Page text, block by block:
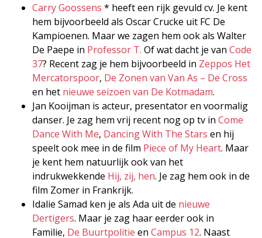
Carry Goossens * heeft een rijk gevuld cv. Je kent
hem bijvoorbeeld als Oscar Crucke uit FC De
Kampioenen. Maar we zagen hem ook als Walter
De Paepe in Professor T. Of wat dacht je van Code
37? Recent zag je hem bijvoorbeeld in Zeppos Het
Mercatorspoor, De Zonen van Van As – De Cross
en het nieuwe seizoen van De Kotmadam.
Jan Kooijman is acteur, presentator en voormalig
danser. Je zag hem vrij recent nog op tv in Come
Dance With Me, Dancing With The Stars en hij
speelt ook mee in de film Piece of My Heart. Maar
je kent hem natuurlijk ook van het
indrukwekkende Hij, zij, hen. Je zag hem ook in de
film Zomer in Frankrijk.
Idalie Samad ken je als Ada uit de nieuwe
Dertigers. Maar je zag haar eerder ook in
Familie, De Buurtpolitie en Campus 12. Naast